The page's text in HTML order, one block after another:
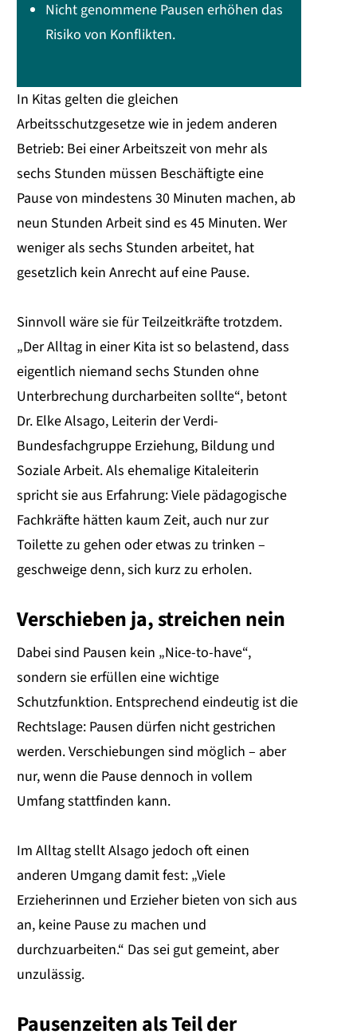
Nicht genommene Pausen erhöhen das
Risiko von Konflikten.
In Kitas gelten die gleichen
Arbeitsschutzgesetze wie in jedem anderen
Betrieb: Bei einer Arbeitszeit von mehr als
sechs Stunden müssen Beschäftigte eine
Pause von mindestens 30 Minuten machen, ab
neun Stunden Arbeit sind es 45 Minuten. Wer
weniger als sechs Stunden arbeitet, hat
gesetzlich kein Anrecht auf eine Pause.
Sinnvoll wäre sie für Teilzeitkräfte trotzdem.
„Der Alltag in einer Kita ist so belastend, dass
eigentlich niemand sechs Stunden ohne
Unterbrechung durcharbeiten sollte“, betont
Dr. Elke Alsago, Leiterin der Verdi-
Bundesfachgruppe Erziehung, Bildung und
Soziale Arbeit. Als ehemalige Kitaleiterin
spricht sie aus Erfahrung: Viele pädagogische
Fachkräfte hätten kaum Zeit, auch nur zur
Toilette zu gehen oder etwas zu trinken –
geschweige denn, sich kurz zu erholen.
Verschieben ja, streichen nein
Dabei sind Pausen kein „Nice-to-have“,
sondern sie erfüllen eine wichtige
Schutzfunktion. Entsprechend eindeutig ist die
Rechtslage: Pausen dürfen nicht gestrichen
werden. Verschiebungen sind möglich – aber
nur, wenn die Pause dennoch in vollem
Umfang stattfinden kann.
Im Alltag stellt Alsago jedoch oft einen
anderen Umgang damit fest: „Viele
Erzieherinnen und Erzieher bieten von sich aus
an, keine Pause zu machen und
durchzuarbeiten.“ Das sei gut gemeint, aber
unzulässig.
Pausenzeiten als Teil der